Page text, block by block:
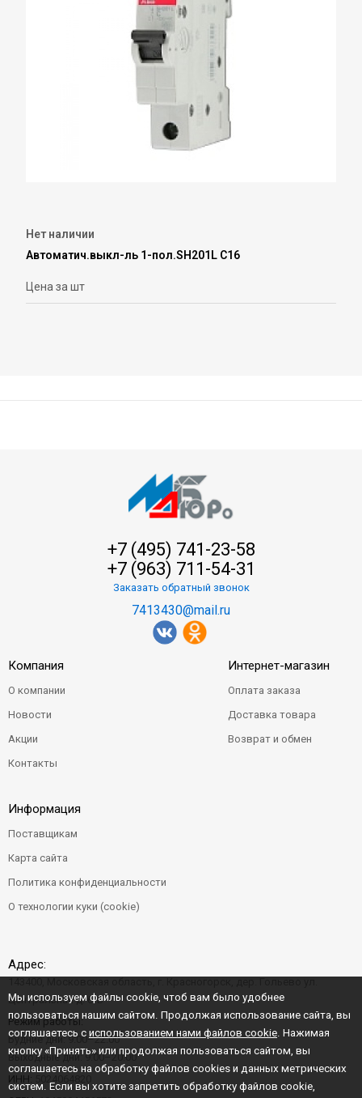
Нет наличии
Автоматич.выкл-ль 1-пол.SH201L С16
Цена за шт
+7 (495) 741-23-58
+7 (963) 711-54-31
Заказать обратный звонок
7413430@mail.ru
Компания
О компании
Новости
Акции
Контакты
Интернет-магазин
Оплата заказа
Доставка товара
Возврат и обмен
Информация
Поставщикам
Карта сайта
Политика конфиденциальности
О технологии куки (cookie)
Адрес:
Центральная д. 6"Б"
Режим работы:
Будние дни: 9:00–22:00
Выходные дни: 9:00–20:00
ИНН:
Мы используем файлы cookie, чтоб вам было удобнее
пользоваться нашим сайтом. Продолжая использование сайта, вы
соглашаетесь с использованием нами файлов cookie . Нажимая
кнопку «Принять» или продолжая пользоваться сайтом, вы
соглашаетесь на обработку файлов cookies и данных метрических
систем. Если вы хотите запретить обработку файлов cookie,